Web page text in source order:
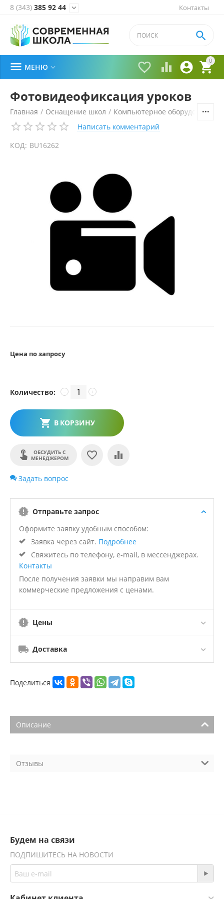
Контакты
8 (343) 385 92 44 
0


 

 МЕНЮ 
Фотовидеофиксация уроков
Главная / Оснащение школ / Компьютерное оборудование,
Написать комментарий
КОД: BU16262
Цена по запросу
Количество: +
−
В КОРЗИНУ
ОБСУДИТЬ С
МЕНЕДЖЕРОМ
Задать вопрос
Отправьте запрос
Оформите заявку удобным способом:
Заявка через сайт. Подробнее
Свяжитесь по телефону, e-mail, в мессенджерах.
Контакты
После получения заявки мы направим вам
коммерческие предложения с ценами.
Цены
Доставка
Поделиться
Описание
Отзывы
Будем на связи
ПОДПИШИТЕСЬ НА НОВОСТИ